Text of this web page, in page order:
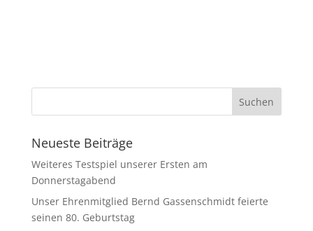
Neueste Beiträge
Weiteres Testspiel unserer Ersten am
Donnerstagabend
Unser Ehrenmitglied Bernd Gassenschmidt feierte
seinen 80. Geburtstag